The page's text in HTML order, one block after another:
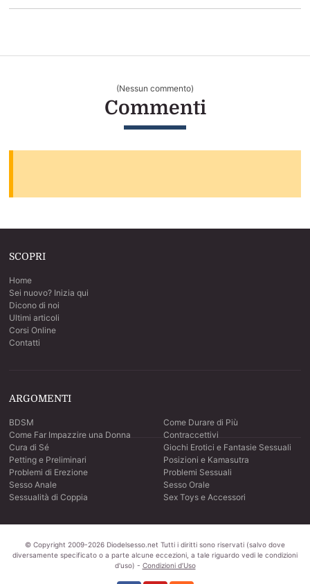
Commenti
(Nessun commento)
SCOPRI
Home
Sei nuovo? Inizia qui
Dicono di noi
Ultimi articoli
Corsi Online
Contatti
ARGOMENTI
BDSM
Come Durare di Più
Come Far Impazzire una Donna
Contraccettivi
Cura di Sé
Giochi Erotici e Fantasie Sessuali
Petting e Preliminari
Posizioni e Kamasutra
Problemi di Erezione
Problemi Sessuali
Sesso Anale
Sesso Orale
Sessualità di Coppia
Sex Toys e Accessori
© Copyright 2009-2026 Diodelsesso.net Tutti i diritti sono riservati (salvo dove
diversamente specificato o a parte alcune eccezioni, a tale riguardo vedi le condizioni
d'uso) - Condizioni d’Uso